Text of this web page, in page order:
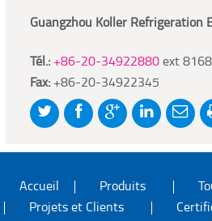
Guangzhou Koller Refrigeration
Tél.: +86-20-34922880ext 8168
Fax: +86-20-34922345
Accueil Produits
Projets et Clients